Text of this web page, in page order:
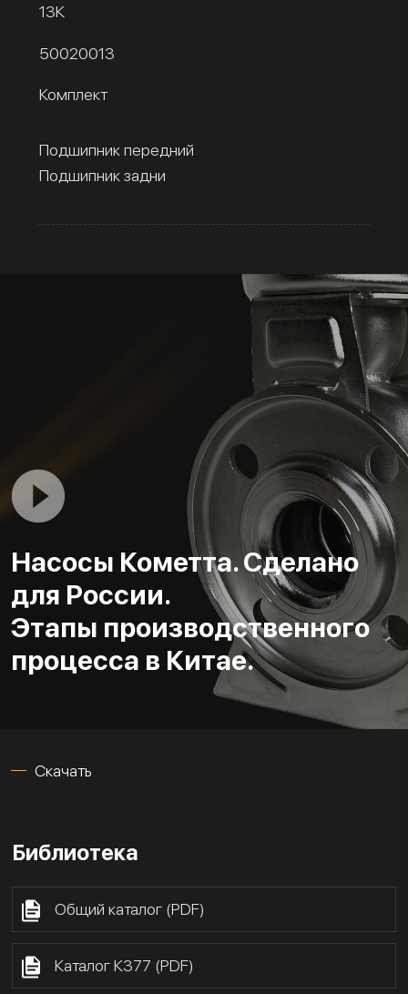
13К
50020013
Комплект
Подшипник передний
Подшипник задни
Насосы Кометта. Сделано
для России.
Этапы производственного
процесса в Китае.
Скачать
Библиотека
Общий каталог (PDF)
Каталог К377 (PDF)